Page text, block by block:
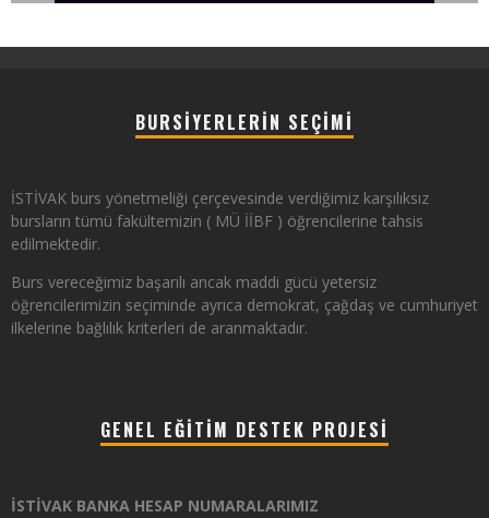
BURSIYERLERIN SEÇIMI
İSTİVAK burs yönetmeliği çerçevesinde verdiğimiz karşılıksız
bursların tümü fakültemizin ( MÜ İİBF ) öğrencilerine tahsis
edilmektedir.
Burs vereceğimiz başarılı ancak maddi gücü yetersiz
öğrencilerimizin seçiminde ayrıca demokrat, çağdaş ve cumhuriyet
ilkelerine bağlılık kriterleri de aranmaktadır.
GENEL EĞITIM DESTEK PROJESI
İSTİVAK BANKA HESAP NUMARALARIMIZ